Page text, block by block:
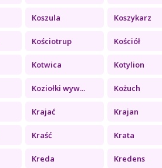
Koszula Koszykarz
Kościotrup Kościół
Kotwica Kotylion
Koziołki wyw... Kożuch
Krajać Krajan
Kraść Krata
Kreda Kredens